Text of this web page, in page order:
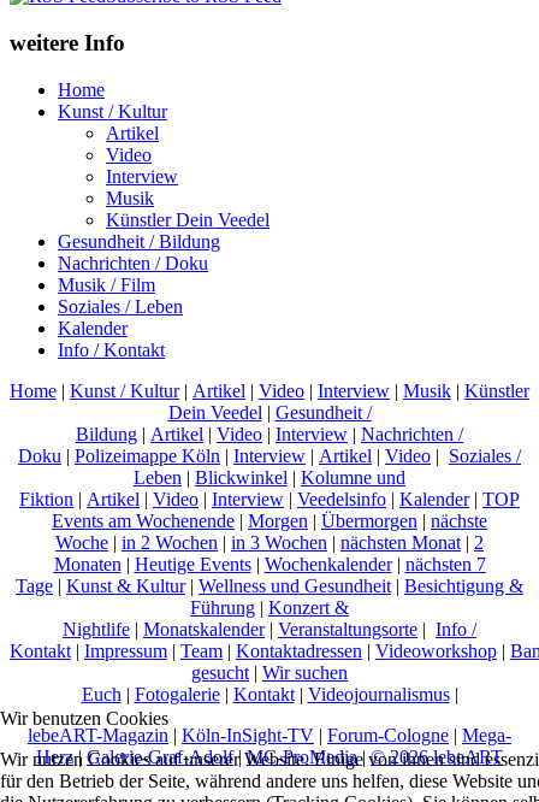
weitere Info
Home
Kunst / Kultur
Artikel
Video
Interview
Musik
Künstler Dein Veedel
Gesundheit / Bildung
Nachrichten / Doku
Musik / Film
Soziales / Leben
Kalender
Info / Kontakt
Home | Kunst / Kultur| Artikel | Video | Interview | Musik | Künstler
Dein Veedel | Gesundheit /
Bildung | Artikel | Video | Interview | Nachrichten /
Doku | Polizeimappe Köln | Interview | Artikel | Video | Soziales /
Leben | Blickwinkel | Kolumne und
Fiktion | Artikel | Video | Interview | Veedelsinfo | Kalender| TOP
Events am Wochenende | Morgen | Übermorgen | nächste
Woche | in 2 Wochen | in 3 Wochen | nächsten Monat | 2
Monaten | Heutige Events| Wochenkalender| nächsten 7
Tage | Kunst & Kultur| Wellness und Gesundheit | Besichtigung &
Führung | Konzert &
Nightlife | Monatskalender| Veranstaltungsorte | Info /
Kontakt | Impressum | Team | Kontaktadressen | Videoworkshop |
gesucht | Wir suchen
Euch | Fotogalerie| Kontakt| Videojournalismus|
lebeART-Magazin | Köln-InSight-TV | Forum-Cologne | Mega-
Herz| Galerie-Graf-Adolf|MC-ProMedia|© 2026 lebeART
Wir benutzen Cookies
Wir nutzen Cookies auf unserer Website. Einige von ihnen sind
für den Betrieb der Seite, während andere uns helfen, diese Website